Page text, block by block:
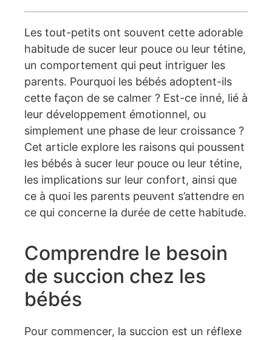
Les tout-petits ont souvent cette adorable
habitude de sucer leur pouce ou leur tétine,
un comportement qui peut intriguer les
parents. Pourquoi les bébés adoptent-ils
cette façon de se calmer ? Est-ce inné, lié à
leur développement émotionnel, ou
simplement une phase de leur croissance ?
Cet article explore les raisons qui poussent
les bébés à sucer leur pouce ou leur tétine,
les implications sur leur confort, ainsi que
ce à quoi les parents peuvent s’attendre en
ce qui concerne la durée de cette habitude.
Comprendre le besoin
de succion chez les
bébés
Pour commencer, la succion est un réflexe